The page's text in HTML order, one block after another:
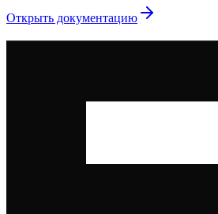
Открыть документацию